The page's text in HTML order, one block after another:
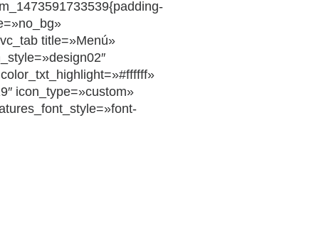
title=»Menú»
icon_type=»custom»